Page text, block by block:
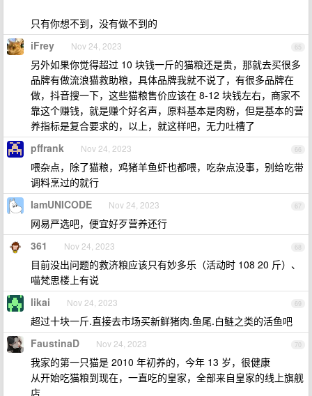
只有你想不到，没有做不到的
65
iFrey Nov 24, 2023
另外如果你觉得超过 10 块钱一斤的猫粮还是贵，那就去买很多
品牌有做流浪猫救助粮，具体品牌我就不说了，有很多品牌在
做，抖音搜一下，这些猫粮售价应该在 8-12 块钱左右，商家不
靠这个赚钱，就是赚个好名声，原料基本是肉粉，但是基本的营
养指标是复合要求的，以上，就这样吧，无力吐槽了
66
pffrank Nov 24, 2023
喂杂点，除了猫粮，鸡猪羊鱼虾也都喂，吃杂点没事，别给吃带
调料烹过的就行
67
IamUNICODE Nov 24, 2023
网易严选吧，便宜好歹营养还行
68
361 Nov 24, 2023
目前没出问题的救济粮应该只有妙多乐（活动时 108 20 斤）、
喵梵思楼上有说
69
likai Nov 24, 2023
超过十块一斤.直接去市场买新鲜猪肉.鱼尾.白鲢之类的活鱼吧
70
FaustinaD Nov 24, 2023
我家的第一只猫是 2010 年初养的，今年 13 岁，很健康
从开始吃猫粮到现在，一直吃的皇家，全部来自皇家的线上旗舰
店